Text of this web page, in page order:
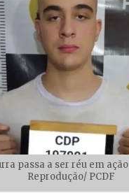
passa a ser réu em
Reprodução/ PCDF